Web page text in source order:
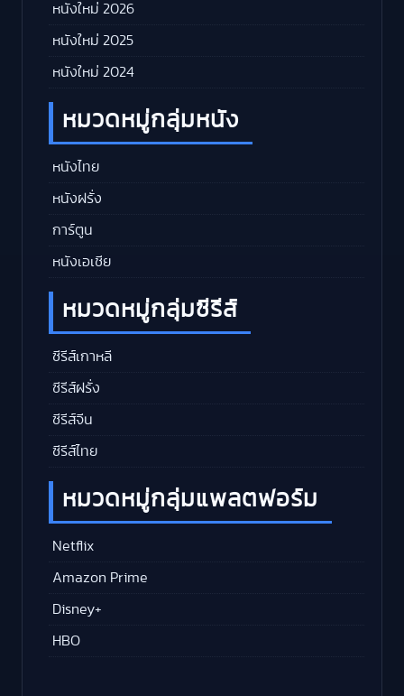
หนังใหม่ 2026
หนังใหม่ 2025
หนังใหม่ 2024
หมวดหมู่กลุ่มหนัง
หนังไทย
หนังฝรั่ง
การ์ตูน
หนังเอเชีย
หมวดหมู่กลุ่มซีรีส์
ซีรีส์เกาหลี
ซีรีส์ฝรั่ง
ซีรีส์จีน
ซีรีส์ไทย
หมวดหมู่กลุ่มแพลตฟอร์ม
Netflix
Amazon Prime
Disney+
HBO